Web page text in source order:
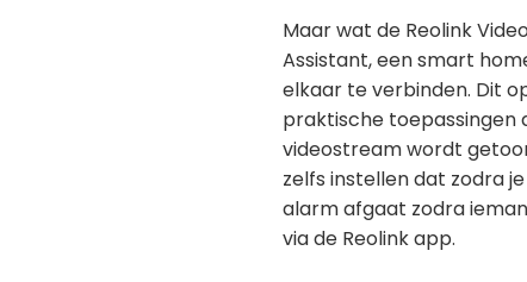
Maar wat de Reolink
Assistant, een smart
elkaar te verbinden. Dit
praktische toepassingen
videostream wordt
zelfs instellen dat zodra
alarm afgaat zodra
via de Reolink app.